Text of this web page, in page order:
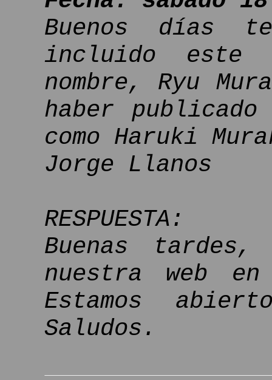
Buenos días
incluido este
nombre, Ryu
haber publicado
como Haruki
Jorge Llanos
RESPUESTA:
Buenas
nuestra web
Estamos
Saludos.